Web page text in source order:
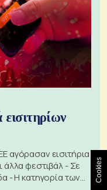
αγόρασαν εισιτήρια
άλλα φεστιβάλ - Σε
- Η κατηγορία των
Cookies